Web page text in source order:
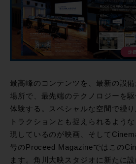
最高峰のコンテンツを、最新の設
場所で、最先端のテクノロジーを
体験する。スペシャルな空間で繰
トラクションとも捉えられるよう
現しているのが映画、そして
号のProceed Magazineではこの
ます。角川大映スタジオに新たに